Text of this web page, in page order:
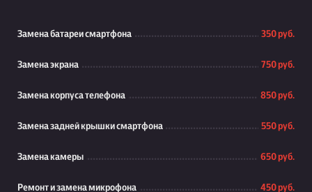
Замена батареи смартфона 350 руб.
Замена экрана 750 руб.
Замена корпуса телефона 850 руб.
Замена задней крышки смартфона 550 руб.
Замена камеры 650 руб.
Ремонт и замена микрофона 450 руб.